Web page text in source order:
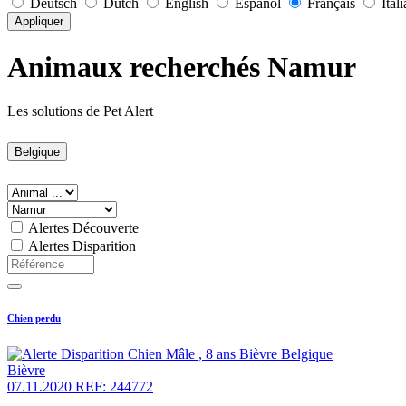
Deutsch Dutch English Español Français
Appliquer
Animaux recherchés Namur
Les solutions de Pet Alert
Belgique
Alertes Découverte
Alertes Disparition
Chien perdu
Bièvre
07.11.2020 REF: 244772